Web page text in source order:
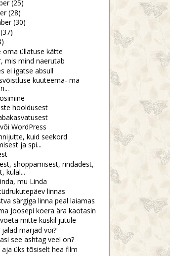
(25)
(28)
(30)
(37)
oma üllatuse kätte
mis mind naerutab
ei igatse absull
kuuteema- ma
hooldusest
WordPress
kuid seekord
ja spi...
shoppamisest, rindadest,
külal...
mu Linda
linnas
särgiga linna peal laiamas
Joosepi koera ära kaotasin
mitte kuskil jutule
jalad märjad või?
see ashtag veel on?
aja üks tõsiselt hea film